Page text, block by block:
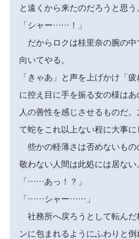
と遠くから来たのだろうと思う
「シャー……！」
だからロクは桂里奈の腕の中
向いてやる。
「きゃあ」と声を上げかけ「
に控え目に手を振る女の様はあ
人の善性を感じさせるものだ
て蛇をこれ以上ない程に大事に
些かの軽薄さは否めないもの
敬わない人間は此処には居ない
「……あっ！？」
「……シャー……」
社務所へ戻ろうとして転んだ
ンに包まれるようにふわりと